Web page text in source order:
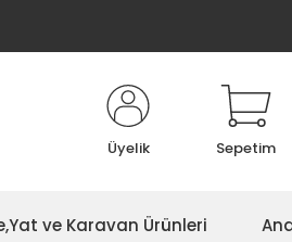
Üyelik Sepetim
ve Karavan Ürünleri